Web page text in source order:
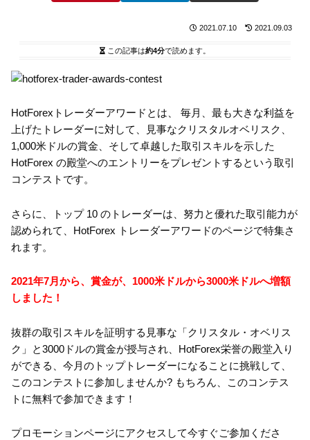
2021.07.10 2021.09.03
この記事は約4分で読めます。
HotForexトレーダーアワードとは、 毎月、最も大きな利益を
上げたトレーダーに対して、見事なクリスタルオベリスク、
1,000米ドルの賞金、そして卓越した取引スキルを示した
HotForex の殿堂へのエントリーをプレゼントするという取引
コンテストです。
さらに、トップ 10 のトレーダーは、努力と優れた取引能力が
認められて、HotForex トレーダーアワードのページで特集さ
れます。
2021年7月から、賞金が、1000米ドルから3000米ドルへ増額
しました！
抜群の取引スキルを証明する見事な「クリスタル・オベリス
ク」と3000ドルの賞金が授与され、HotForex栄誉の殿堂入り
ができる、今月のトップトレーダーになることに挑戦して、
このコンテストに参加しませんか? もちろん、このコンテス
トに無料で参加できます！
プロモーションページにアクセスして今すぐご参加くださ